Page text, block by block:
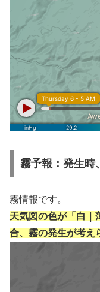
霧予報：発生時
霧情報です。
天気図の色が「白｜
合、霧の発生が考え